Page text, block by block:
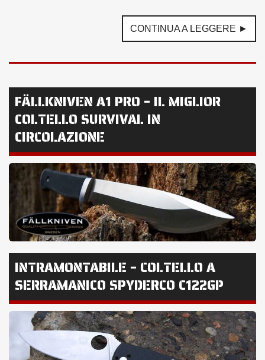
CONTINUA A LEGGERE ►
FÄLLKNIVEN A1 PRO – IL MIGLIOR
COLTELLO SURVIVAL IN
CIRCOLAZIONE
INTRAMONTABILE – COLTELLO A
SERRAMANICO SPYDERCO C122GP